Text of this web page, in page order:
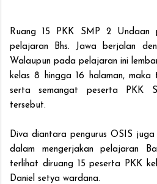
Ruang 15 PKK SMP 2
pelajaran Bhs. Jawa berjalan
Walaupun pada pelajaran ini
kelas 8 hingga 16 halaman, maka
serta semangat peserta PKK
tersebut.
Diva diantara pengurus OSIS
dalam mengerjakan pelajaran
terlihat diruang 15 peserta PKK
Daniel setya wardana.